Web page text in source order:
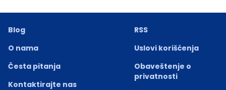
Blog
O nama
Česta pitanja
Kontaktirajte nas
RSS
Uslovi korišćenja
Obaveštenje o
privatnosti